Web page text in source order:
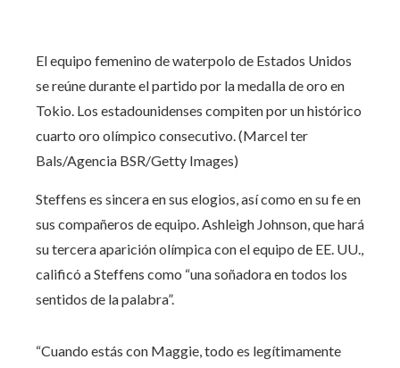
El equipo femenino de waterpolo de Estados Unidos
se reúne durante el partido por la medalla de oro en
Tokio. Los estadounidenses compiten por un histórico
cuarto oro olímpico consecutivo. (Marcel ter
Bals/Agencia BSR/Getty Images)
Steffens es sincera en sus elogios, así como en su fe en
sus compañeros de equipo. Ashleigh Johnson, que hará
su tercera aparición olímpica con el equipo de EE. UU.,
calificó a Steffens como “una soñadora en todos los
sentidos de la palabra”.
“Cuando estás con Maggie, todo es legítimamente